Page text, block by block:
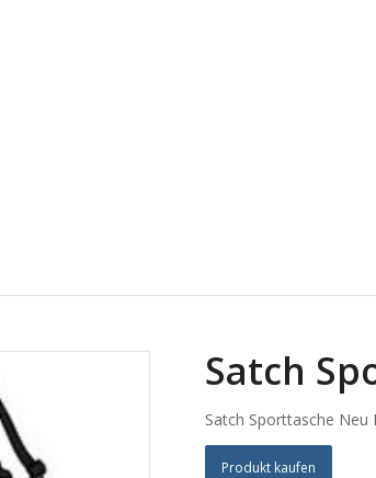
Satch
Satch Sporttasche Neu
Produkt kaufen